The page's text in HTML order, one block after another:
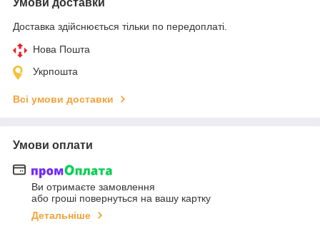
Умови доставки
Доставка здійснюється тільки по передоплаті.
Нова Пошта
Укрпошта
Всі умови доставки
Умови оплати
Ви отримаєте замовлення
або гроші повернуться на вашу картку
Детальніше